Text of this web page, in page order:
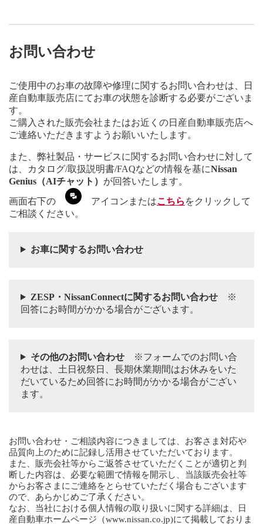
お問い合わせ
ご使用中のお車の故障や修理に関するお問い合わせは、日
産自動車販売店にてお車の状態を診断する必要がございま
す。
ご購入された販売会社またはお近くの日産自動車販売店へ
ご連絡いただきますようお願いいたします。
また、弊社製品・サービスに関するお問い合わせに対して
は、カタログ/取扱説明書/FAQなどの情報を基にNissan
Genius（AIチャット） が回答いたします。
画面右下の アイコンまたは こちら をクリックして
ご相談ください。
お車に関するお問い合わせ
ZESP・NissanConnectに関するお問い合わせ※
回答にお時間がかかる場合がございます。
その他のお問い合わせ※フォームでのお問い合
わせは、土日祝祭日、長期休業期間はお休みをいた
だいているため回答にお時間がかかる場合がござい
ます。
お問い合わせ・ご相談内容につきましては、お客さま対応や
品質向上のために記録し活用させていただいております。
また、販売会社等からご返答させていただくことが適切と判
断した内容は、必要な範囲で情報を開示し、当該販売会社等
からお客さまにご連絡をとらせていただく場合もございます
ので、あらかじめご了承ください。
なお、当社における個人情報の取り扱いに関する詳細は、日
産自動車ホームページ（www.nissan.co.jp)にて掲載しておりま